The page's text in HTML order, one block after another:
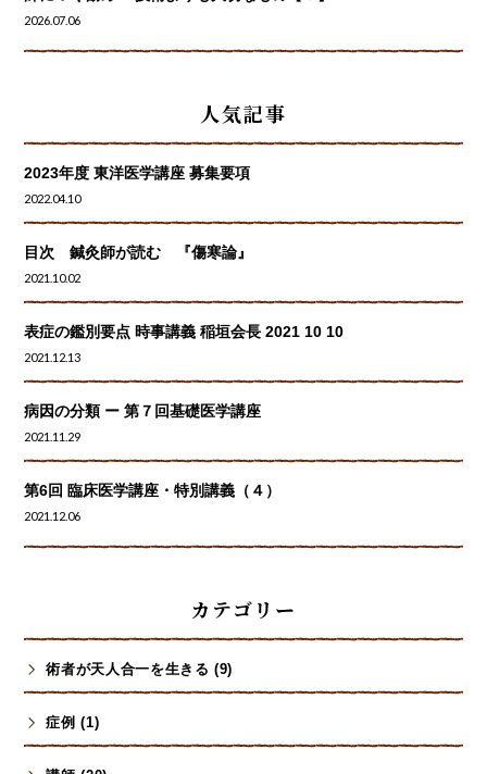
2026.07.06
人気記事
2023年度 東洋医学講座 募集要項
2022.04.10
目次 鍼灸師が読む 『傷寒論』
2021.10.02
表症の鑑別要点 時事講義 稲垣会長 2021 10 10
2021.12.13
病因の分類 ー 第７回基礎医学講座
2021.11.29
第6回 臨床医学講座・特別講義（４）
2021.12.06
カテゴリー
術者が天人合一を生きる (9)
症例 (1)